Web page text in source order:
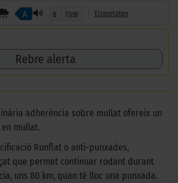
A B 72dB Etiquetatge
Rebre alerta
adherència sobre mullat ofereix un
mullat.
Runflat o anti-punxades,
que permet continuar rodant durant
uns 80 km, quan té lloc una punxada.